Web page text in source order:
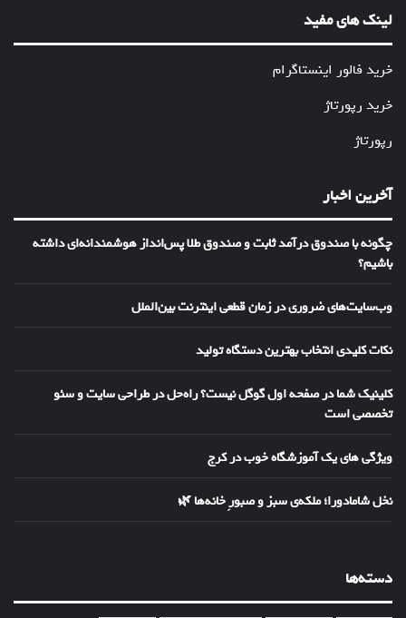
لینک های مفید
خرید فالور اینستاگرام
خرید رپورتاژ
رپورتاژ
آخرین اخبار
چگونه با صندوق درآمد ثابت و صندوق طلا پس‌انداز هوشمندانه‌ای داشته
باشیم؟
وب‌سایت‌های ضروری در زمان قطعی اینترنت بین‌الملل
نکات کلیدی انتخاب بهترین دستگاه تولید
کلینیک شما در صفحه اول گوگل نیست؟ راه‌حل در طراحی سایت و سئو
تخصصی است
ویژگی های یک آموزشگاه خوب در کرج
نخل شامادورا؛ ملکه‌ی سبز و صبورِ خانه‌ها 🌿
دسته‌ها